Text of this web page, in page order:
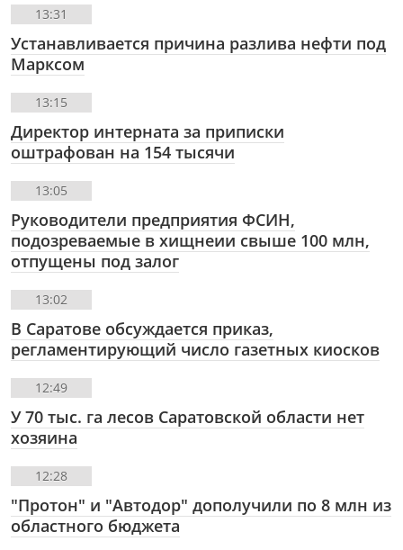
13:31
Устанавливается причина разлива нефти под
Марксом
13:15
Директор интерната за приписки
оштрафован на 154 тысячи
13:05
Руководители предприятия ФСИН,
подозреваемые в хищнеии свыше 100 млн,
отпущены под залог
13:02
В Саратове обсуждается приказ,
регламентирующий число газетных киосков
12:49
У 70 тыс. га лесов Саратовской области нет
хозяина
12:28
"Протон" и "Автодор" дополучили по 8 млн из
областного бюджета